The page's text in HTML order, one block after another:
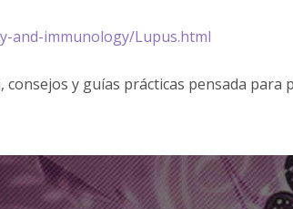
and-immunology/Lupus.html
y guías prácticas pensada para